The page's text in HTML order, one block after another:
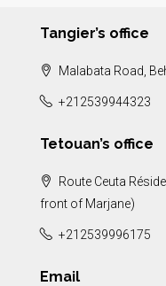
Tangier’s office
Malabata Road,
+212539944323
Tetouan’s office
Route Ceuta
front of Marjane)
+212539996175
Email